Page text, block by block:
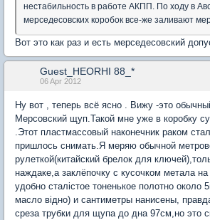
нестабильность в работе АКПП. По ходу в
мерседесовских коробок все-же заливают
Вот это как раз и есть мерседесовский
Guest_HEORHI 88_*
06 Apr 2012
Ну вот , теперь всё ясно . Вижу -это
Мерсовский щуп.Такой мне уже в коробку
.Этот пластмассовый наконечник раком
пришлось снимать.Я меряю обычной
рулеткой(китайский брелок для
наждаке,а заклёпочку с кусочком метала
удобно сталістое тоненькое полотно
масло відно) и сантиметры нанисены,
среза трубки для щупа до дна 97см,но это